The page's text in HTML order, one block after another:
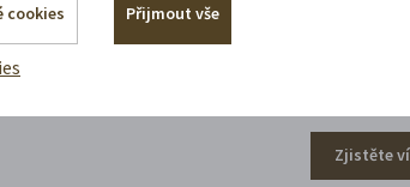
Zjistěte
cookies Přijmout vše